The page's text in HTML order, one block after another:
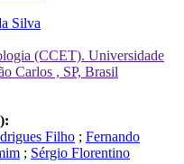
Silva
(CCET). Universidade
Carlos , SP, Brasil
Filho ; Fernando
; Sérgio Florentino